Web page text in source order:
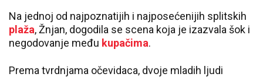
Na jednoj od najpoznatijih i najposećenijih splitskih
plaža,Žnjan, dogodila se scena koja je izazvala šok i
negodovanje među kupačima.
Prema tvrdnjama očevidaca, dvoje mladih ljudi